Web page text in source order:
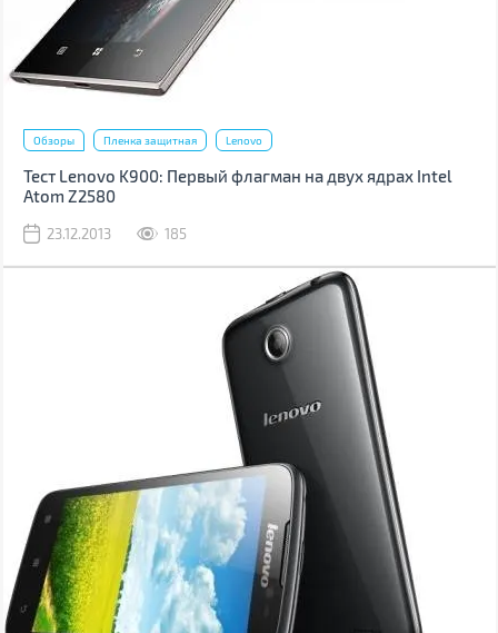
Обзоры Пленка защитная Lenovo
Тест Lenovo K900: Первый флагман на двух ядрах Intel
Atom Z2580
23.12.2013 185